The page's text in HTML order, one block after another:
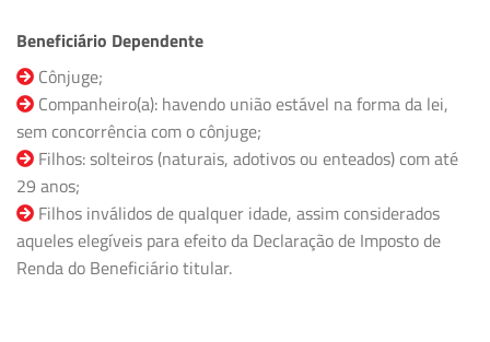
Beneficiário Dependente
Cônjuge;
Companheiro(a): havendo união estável na forma da lei,
sem concorrência com o cônjuge;
Filhos: solteiros (naturais, adotivos ou enteados) com até
29 anos;
Filhos inválidos de qualquer idade, assim considerados
aqueles elegíveis para efeito da Declaração de Imposto de
Renda do Beneficiário titular.